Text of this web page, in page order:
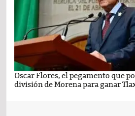
Oscar Flores, el pegamento que
división de Morena para ganar